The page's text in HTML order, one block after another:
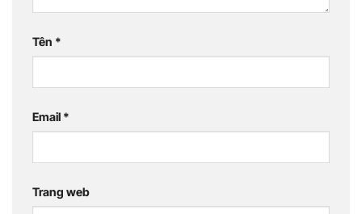
Tên *
Email *
Trang web